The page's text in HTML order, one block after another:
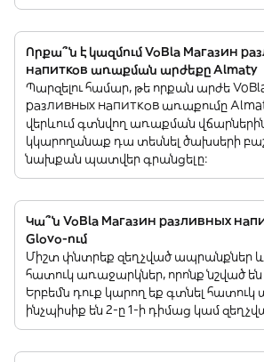
Որքա՞ն է կազմում VoBla Магазин
напитков առաքման արժեքը Almaty
Պարզելու համար, թե որքան արժե
разливных напитков առաքումը
վերևում գտնվող առաքման
կկարողանաք դա տեսնել ծախսերի
նախքան պատվեր գրանցելը:
Կա՞ն VoBla Магазин разливных
Glovo-ում
Միշտ փնտրեք զեղչված ապրանքներ
հատուկ առաջարկներ, որոնք նշված են
Երբեմն դուք կարող եք գտնել
ինչպիսիք են 2-ը 1-ի դիմաց կամ